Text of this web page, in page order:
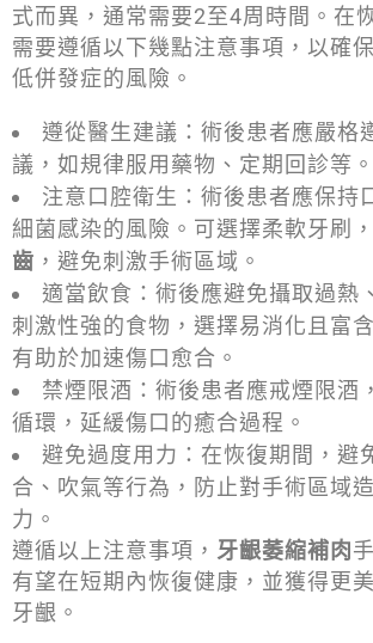
式而異，通常需要2至4周時間。在
需要遵循以下幾點注意事項，以確
低併發症的風險。
遵從醫生建議：術後患者應嚴格
議，如規律服用藥物、定期回診等。
注意口腔衛生：術後患者應保持
細菌感染的風險。可選擇柔軟牙刷，
齒 ，避免刺激手術區域。
適當飲食：術後應避免攝取過熱
刺激性強的食物，選擇易消化且富
有助於加速傷口愈合。
禁煙限酒：術後患者應戒煙限酒
循環，延緩傷口的癒合過程。
避免過度用力：在恢復期間，避
合、吹氣等行為，防止對手術區域
力。
遵循以上注意事項， 牙齦萎縮補肉
有望在短期內恢復健康，並獲得更
牙齦。